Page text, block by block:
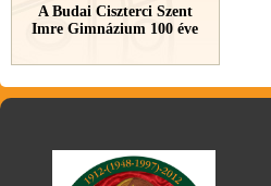
A Budai Ciszterci Szent
Imre Gimnázium 100 éve